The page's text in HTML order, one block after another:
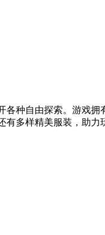
种自由探索。游戏
多样精美服装，助力